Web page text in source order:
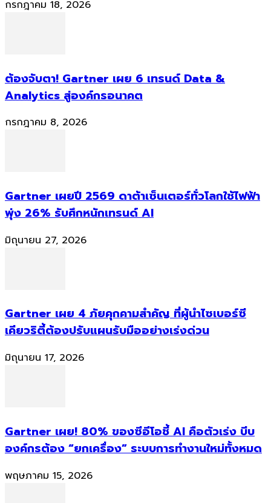
กรกฎาคม 18, 2026
ต้องจับตา! Gartner เผย 6 เทรนด์ Data &
Analytics สู่องค์กรอนาคต
กรกฎาคม 8, 2026
Gartner เผยปี 2569 ดาต้าเซ็นเตอร์ทั่วโลกใช้ไฟฟ้า
พุ่ง 26% รับศึกหนักเทรนด์ AI
มิถุนายน 27, 2026
Gartner เผย 4 ภัยคุกคามสำคัญ ที่ผู้นำไซเบอร์ซี
เคียวริตี้ต้องปรับแผนรับมืออย่างเร่งด่วน
มิถุนายน 17, 2026
Gartner เผย! 80% ของซีอีโอชี้ AI คือตัวเร่ง บีบ
องค์กรต้อง “ยกเครื่อง” ระบบการทำงานใหม่ทั้งหมด
พฤษภาคม 15, 2026